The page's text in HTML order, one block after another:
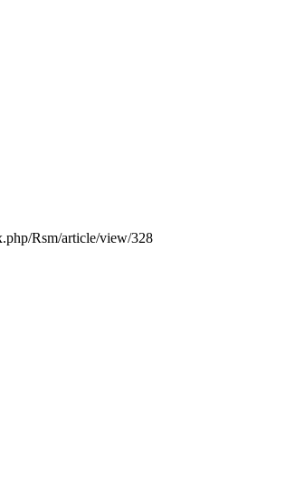
Rsm/article/view/328